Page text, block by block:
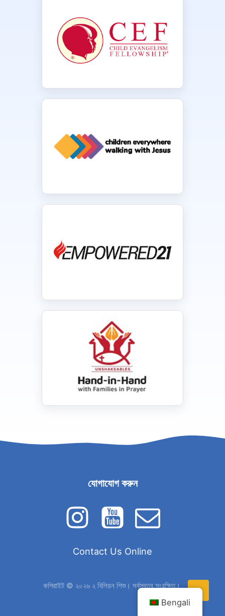
যোগাযোগ করুন
Contact Us Online
কপিরাইট © ২০২৬ ২ বিলিয়ন শিশু। সর্বস্বত্ব সংরক্ষিত।.
Bengali